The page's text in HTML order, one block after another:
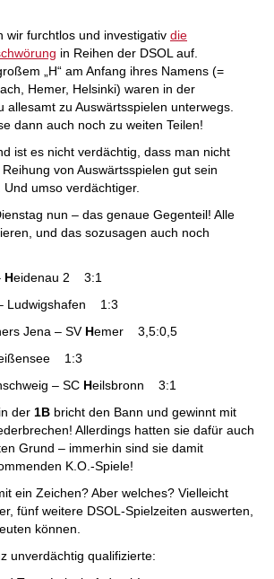
wir furchtlos und investigativ die
in Reihen der DSOL auf.
„H“ am Anfang ihres Namens (=
Hemer, Helsinki) waren in der
allesamt zu Auswärtsspielen unterwegs.
dann auch noch zu weiten Teilen!
ist es nicht verdächtig, dass man nicht
von Auswärtsspielen gut sein
umso verdächtiger.
nun – das genaue Gegenteil! Alle
und das sozusagen auch noch
Heidenau 2 3:1
Ludwigshafen 1:3
Jena – SV Hemer 3,5:0,5
1:3
– SC Heilsbronn 3:1
der 1B bricht den Bann und gewinnt mit
Allerdings hatten sie dafür auch
Grund – immerhin sind sie damit
K.O.-Spiele!
ein Zeichen? Aber welches? Vielleicht
fünf weitere DSOL-Spielzeiten auswerten,
können.
unverdächtig qualifizierte: